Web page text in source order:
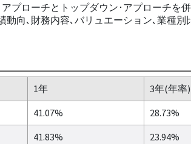
プローチとトップダウン･アプローチ
向､財務内容､バリュエーション､業種
1年 3年(年率)
41.07% 28.73%
41.83% 23.94%